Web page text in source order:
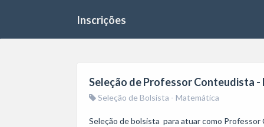
Inscrições
Seleção de Professor Conteudista -
Seleção de Bolsista - Matemática
Seleção de bolsista  para atuar como